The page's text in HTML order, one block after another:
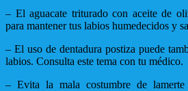
– El aguacate triturado con aceite de
para mantener tus labios humedecidos y
– El uso de dentadura postiza puede
labios. Consulta este tema con tu médico.
– Evita la mala costumbre de